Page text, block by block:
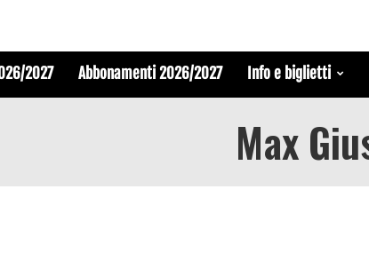
2027 Abbonamenti 2026/2027 Info e biglietti
Max